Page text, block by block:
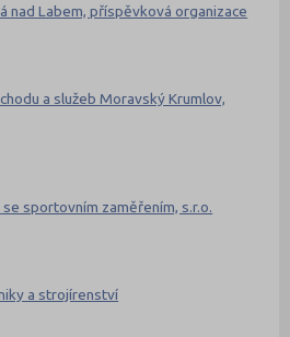
nad Labem, příspěvková organizace
a služeb Moravský Krumlov,
sportovním zaměřením, s.r.o.
a strojírenství